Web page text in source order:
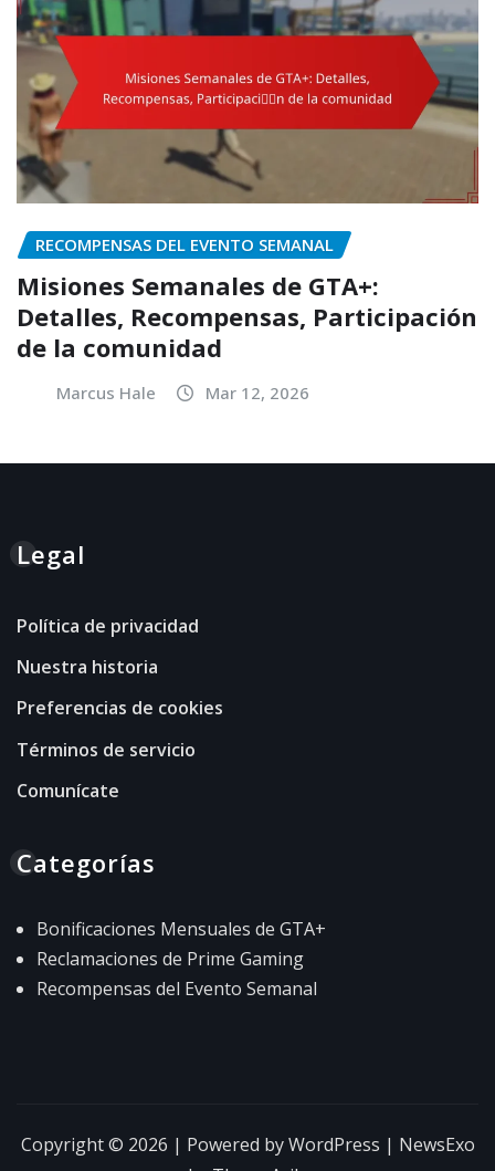
RECOMPENSAS DEL EVENTO SEMANAL
Misiones Semanales de GTA+:
Detalles, Recompensas, Participación
de la comunidad
Marcus Hale Mar 12, 2026
Legal
Política de privacidad
Nuestra historia
Preferencias de cookies
Términos de servicio
Comunícate
Categorías
Bonificaciones Mensuales de GTA+
Reclamaciones de Prime Gaming
Recompensas del Evento Semanal
Copyright © 2026 | Powered byWordPress | NewsExo